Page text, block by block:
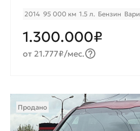
2014 95 000 км 1.5 л. Бензин
1.300.000₽
от 21.777₽/мес.
Продано